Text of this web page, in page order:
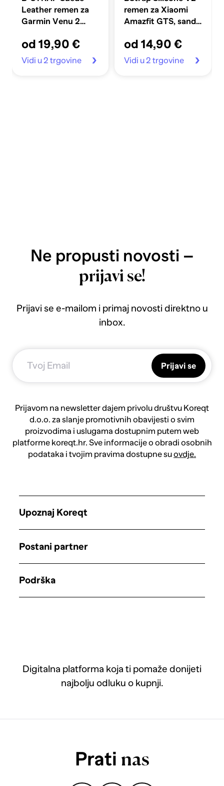
Leather remen za
Garmin Venu 2
od 19,90 €
Vidi u 2 trgovine
remen za Xiaomi
Amazfit GTS, sand
od 14,90 €
Vidi u 2 trgovine
Ne propusti novosti –
prijavi se!
Prijavi se e-mailom i primaj novosti direktno u
inbox.
Prijavi se
Prijavom na newsletter dajem privolu društvu Koreqt
d.o.o. za slanje promotivnih obavijesti o svim
proizvodima i uslugama dostupnim putem web
platforme koreqt.hr. Sve informacije o obradi osobnih
podataka i tvojim pravima dostupne suovdje.
Digitalna platforma koja ti pomaže donijeti
najbolju odluku o kupnji.
Upoznaj Koreqt
Postani partner
Podrška
Prati nas